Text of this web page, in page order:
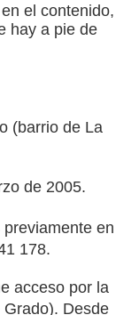
el contenido,
hay a pie de
(barrio de La
de 2005.
en
178.
acceso por la
Desde